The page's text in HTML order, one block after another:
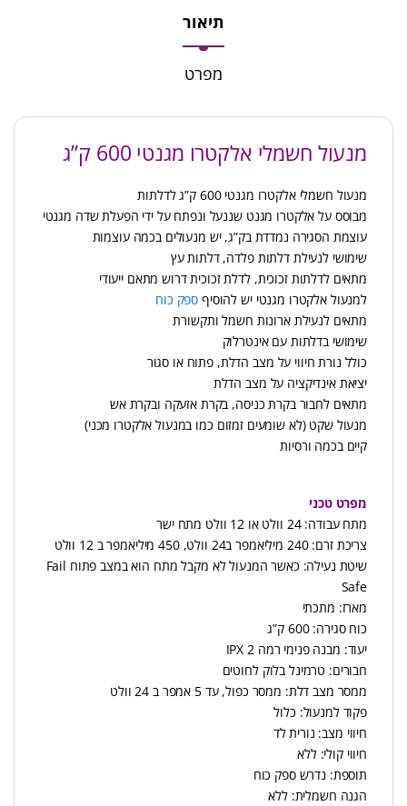
תיאור
מפרט
מנעול חשמלי אלקטרו מגנטי 600 ק”ג
מנעול חשמלי אלקטרו מגנטי 600 ק”ג לדלתות
מבוסס על אלקטרו מגנט שננעל ונפתח על ידי הפעלת שדה מגנטי
עוצמת הסגירה נמדדת בק”ג, יש מנעולים בכמה עוצמות
שימושי לנעילת דלתות פלדה, דלתות עץ
מתאים לדלתות זכוכית, לדלת זכוכית דרוש מתאם ייעודי
למנעול אלקטרו מגנטי יש להוסיף ספק כוח
מתאים לנעילת ארונות חשמל ותקשורת
שימושי בדלתות עם אינטרלוק
כולל נורת חיווי על מצב הדלת, פתוח או סגור
יציאת אינדיקציה על מצב הדלת
מתאים לחבור בקרת כניסה, בקרת אזעקה ובקרת אש
מנעול שקט (לא שומעים זמזום כמו במנעול אלקטרו מכני)
קיים בכמה ורסיות
מפרט טכני
מתח עבודה: 24 וולט או 12 וולט מתח ישר
צריכת זרם: 240 מיליאמפר ב24 וולט, 450 מיליאמפר ב 12 וולט
שיטת נעילה: כאשר המנעול לא מקבל מתח הוא במצב פתוח Fail
Safe
מארז: מתכתי
כוח סגירה: 600 ק”ג
יעוד: מבנה פנימי רמה 2 IPX
חבורים: טרמינל בלוק לחוטים
ממסר מצב דלת: ממסר כפול, עד 5 אמפר ב 24 וולט
פקוד למנעול: כלול
חיווי מצב: נורית לד
חיווי קולי: ללא
תוספת: נדרש ספק כוח
הגנה חשמלית: ללא